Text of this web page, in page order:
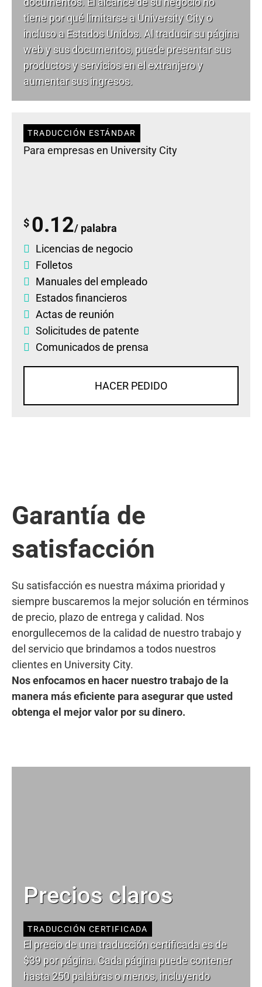
tiene por qué limitarse a University City o
incluso a Estados Unidos. Al traducir su página
web y sus documentos, puede presentar sus
productos y servicios en el extranjero y
aumentar sus ingresos.
TRADUCCIÓN ESTÁNDAR
Para empresas en University City
$ 0.12/ palabra
Licencias de negocio
Folletos
Manuales del empleado
Estados financieros
Actas de reunión
Solicitudes de patente
Comunicados de prensa
HACER PEDIDO
Garantía de
satisfacción
Su satisfacción es nuestra máxima prioridad y
siempre buscaremos la mejor solución en términos
de precio, plazo de entrega y calidad. Nos
enorgullecemos de la calidad de nuestro trabajo y
del servicio que brindamos a todos nuestros
clientes en University City.
Nos enfocamos en hacer nuestro trabajo de la
manera más eficiente para asegurar que usted
obtenga el mejor valor por su dinero.
Precios claros
TRADUCCIÓN CERTIFICADA
El precio de una traducción certificada es de
$39 por página. Cada página puede contener
hasta 250 palabras o menos, incluyendo